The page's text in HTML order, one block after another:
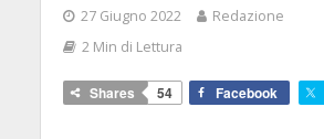
27 Giugno 2022
Redazione
2 Min di Lettura
Shares 54 Facebook